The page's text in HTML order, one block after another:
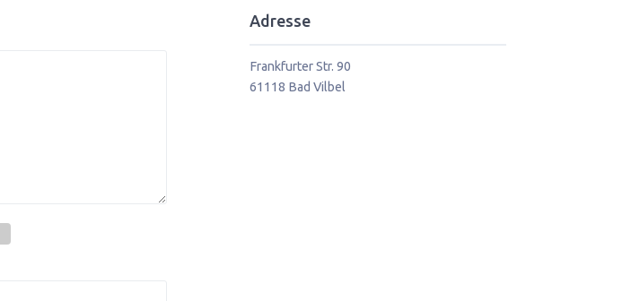
Adresse
Frankfurter Str. 90
61118 Bad Vilbel